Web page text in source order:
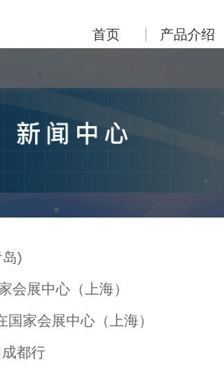
首页 产品介绍
)
会展中心（上海）
家会展中心（上海）
都行